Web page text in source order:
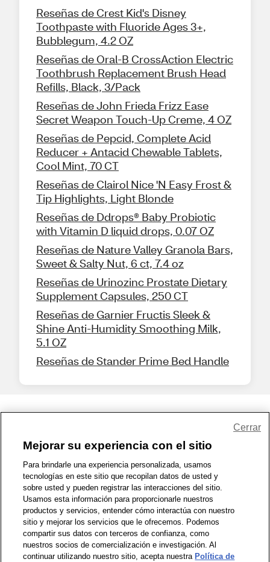
Reseñas de Crest Kid's Disney
Toothpaste with Fluoride Ages 3+,
Bubblegum, 4.2 OZ
Reseñas de Oral-B CrossAction Electric
Toothbrush Replacement Brush Head
Refills, Black, 3/Pack
Reseñas de John Frieda Frizz Ease
Secret Weapon Touch-Up Creme, 4 OZ
Reseñas de Pepcid, Complete Acid
Reducer + Antacid Chewable Tablets,
Cool Mint, 70 CT
Reseñas de Clairol Nice 'N Easy Frost &
Tip Highlights, Light Blonde
Reseñas de Ddrops® Baby Probiotic
with Vitamin D liquid drops, 0.07 OZ
Reseñas de Nature Valley Granola Bars,
Sweet & Salty Nut, 6 ct, 7.4 oz
Reseñas de Urinozinc Prostate Dietary
Supplement Capsules, 250 CT
Reseñas de Garnier Fructis Sleek &
Shine Anti-Humidity Smoothing Milk,
5.1 OZ
Reseñas de Stander Prime Bed Handle
1-800-679-9691 | Contáctenos | Términos de Uso | Accesibilidad
Política de Privacidad | WA Privacy Policy | Mapa del sitio
Zona de Bienestar | © 1999 - 2026 CVS.com
Mejorar su experiencia con el sitio
Para brindarle una experiencia personalizada, usamos
tecnologías en este sitio que recopilan datos de usted y
sobre usted y pueden registrar las interacciones del sitio.
Usamos esta información para proporcionarle nuestros
productos y servicios, entender cómo interactúa con nuestro
sitio y mejorar los servicios que le ofrecemos. Podemos
compartir sus datos con terceros de confianza, como
nuestros socios de comercialización e investigación. Al
continuar utilizando nuestro sitio, acepta nuestra Política de
Cerrar